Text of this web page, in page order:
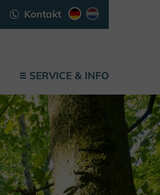
Kontakt
SERVICE & INFO